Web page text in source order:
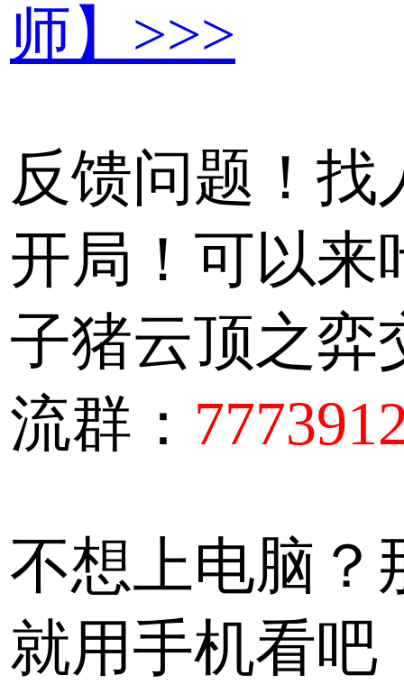
师】>>>
反馈问题！找
开局！可以来
子猪云顶之弈
流群：
不想上电脑？
就用手机看吧